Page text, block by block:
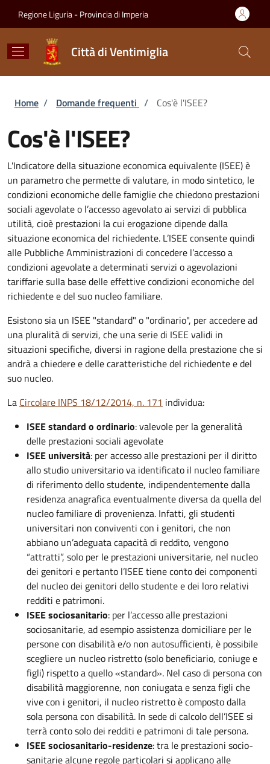
Regione Liguria - Provincia di Imperia
Città di Ventimiglia
Briciole di pane
Home / Domande frequenti / Cos'è l'ISEE?
Cos'è l'ISEE?
L'Indicatore della situazione economica equivalente (ISEE) è
un parametro che permette di valutare, in modo sintetico, le
condizioni economiche delle famiglie che chiedono prestazioni
sociali agevolate o l’accesso agevolato ai servizi di pubblica
utilità, cioè prestazioni la cui erogazione dipende dalla
situazione economica del richiedente. L’ISEE consente quindi
alle Pubbliche Amministrazioni di concedere l’accesso a
condizioni agevolate a determinati servizi o agevolazioni
tariffarie sulla base delle effettive condizioni economiche del
richiedente e del suo nucleo familiare.
Esistono sia un ISEE "standard" o "ordinario", per accedere ad
una pluralità di servizi, che una serie di ISEE validi in
situazioni specifiche, diversi in ragione della prestazione che si
andrà a chiedere e delle caratteristiche del richiedente e del
suo nucleo.
La Circolare INPS 18/12/2014, n. 171 individua:
ISEE standard o ordinario: valevole per la generalità
delle prestazioni sociali agevolate
ISEE università: per accesso alle prestazioni per il diritto
allo studio universitario va identificato il nucleo familiare
di riferimento dello studente, indipendentemente dalla
residenza anagrafica eventualmente diversa da quella del
nucleo familiare di provenienza. Infatti, gli studenti
universitari non conviventi con i genitori, che non
abbiano un’adeguata capacità di reddito, vengono
“attratti”, solo per le prestazioni universitarie, nel nucleo
dei genitori e pertanto l’ISEE tiene conto dei componenti
del nucleo dei genitori dello studente e dei loro relativi
redditi e patrimoni.
ISEE sociosanitario: per l’accesso alle prestazioni
sociosanitarie, ad esempio assistenza domiciliare per le
persone con disabilità e/o non autosufficienti, è possibile
scegliere un nucleo ristretto (solo beneficiario, coniuge e
figli) rispetto a quello «standard». Nel caso di persona con
disabilità maggiorenne, non coniugata e senza figli che
vive con i genitori, il nucleo ristretto è composto dalla
sola persona con disabilità. In sede di calcolo dell’ISEE si
terrà conto solo dei redditi e patrimoni di tale persona.
ISEE sociosanitario-residenze: tra le prestazioni socio-
sanitarie alcune regole particolari si applicano alle